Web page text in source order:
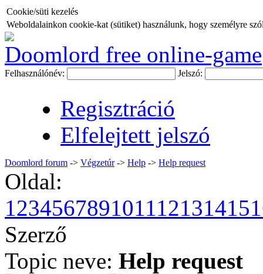
Cookie/süti kezelés
Weboldalainkon cookie-kat (sütiket) használunk, hogy személyre
Doomlord free online-game
Felhasználónév: Jelszó:
Regisztráció
Elfelejtett jelszó
Doomlord forum -> Végzetúr-> Help -> Help request
Oldal:
123456789101112131415
Szerző
Topic neve: Help request